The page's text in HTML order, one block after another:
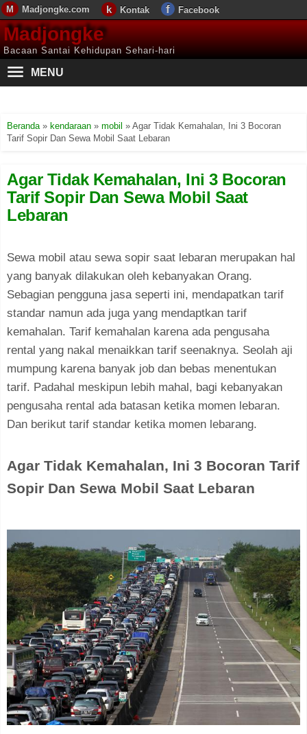
Madjongke.com Kontak Facebook
Madjongke
Bacaan Santai Kehidupan Sehari-hari
MENU
Beranda» kendaraan » mobil » Agar Tidak Kemahalan, Ini 3 Bocoran
Tarif Sopir Dan Sewa Mobil Saat Lebaran
Agar Tidak Kemahalan, Ini 3 Bocoran
Tarif Sopir Dan Sewa Mobil Saat
Lebaran
Sewa mobil atau sewa sopir saat lebaran merupakan hal
yang banyak dilakukan oleh kebanyakan Orang.
Sebagian pengguna jasa seperti ini, mendapatkan tarif
standar namun ada juga yang mendaptkan tarif
kemahalan. Tarif kemahalan karena ada pengusaha
rental yang nakal menaikkan tarif seenaknya. Seolah aji
mumpung karena banyak job dan bebas menentukan
tarif. Padahal meskipun lebih mahal, bagi kebanyakan
pengusaha rental ada batasan ketika momen lebaran.
Dan berikut tarif standar ketika momen lebarang.
Agar Tidak Kemahalan, Ini 3 Bocoran Tarif
Sopir Dan Sewa Mobil Saat Lebaran